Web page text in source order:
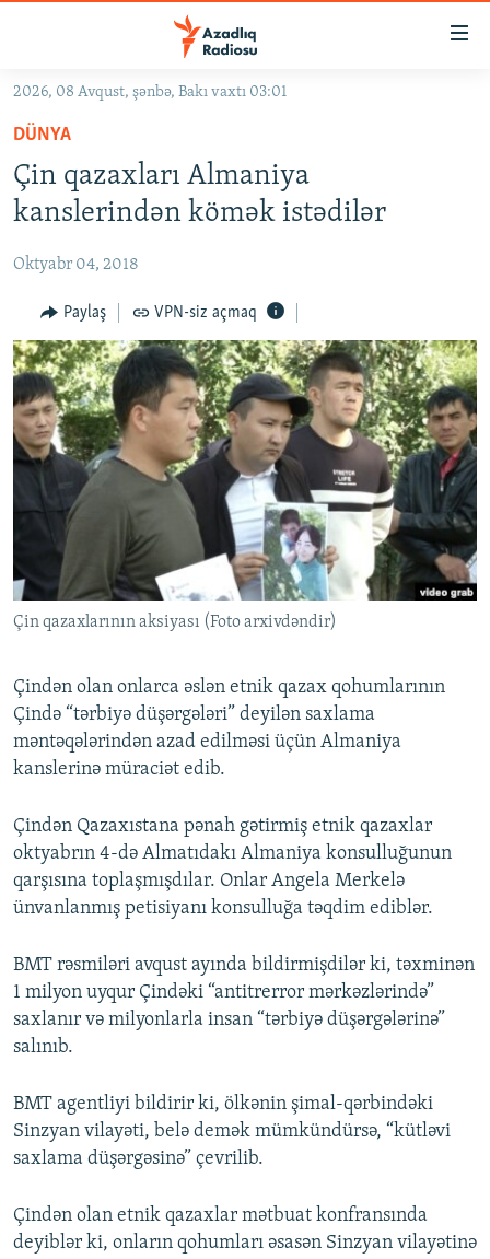
Əsas
qayıt
Əsas
naviqasiyaya
qayıt
Axtarışa
KORRUPSIOMETR
FƏRQƏ BAX
QANUNI DOĞRU
ARAŞDIRMA
MULTIMEDIA
VIDEO
FOTOQALEREYA
İNFOQRAFIKA
KARIKATURA
RADIO ARXIV
OXU ZALI
AZƏRBAYCAN ƏDƏBIYYATI KITABXANASI
İSLAM VƏ DEMOKRATIYA
İZ - MƏDƏNIYYƏT PROQRAMI
HAQQIMIZDA
MISSIYAMIZ
PEŞƏ ETIKASI VƏ JURNALISTIKA STANDARTLARIMIZ
MATERIALLARIMIZDAN ISTIFADƏ
AZADLIQRADIOSU MOBIL TELEFONUNUZDA
XƏBƏR BÜLLETENLƏRIMIZ
RFE/RL-in bütün saytları
2026, 08 Avqust, şənbə, Bakı vaxtı 03:01
DÜNYA
Çin qazaxları Almaniya
kanslerindən kömək istədilər
Oktyabr 04, 2018
Paylaş VPN-siz açmaq
Çin qazaxlarının aksiyası (Foto arxivdəndir)
Çindən olan onlarca əslən etnik qazax qohumlarının
Çində “tərbiyə düşərgələri” deyilən saxlama
məntəqələrindən azad edilməsi üçün Almaniya
kanslerinə müraciət edib.
Çindən Qazaxıstana pənah gətirmiş etnik qazaxlar
oktyabrın 4-də Almatıdakı Almaniya konsulluğunun
qarşısına toplaşmışdılar. Onlar Angela Merkelə
ünvanlanmış petisiyanı konsulluğa təqdim ediblər.
BMT rəsmiləri avqust ayında bildirmişdilər ki, təxminən
1 milyon uyqur Çindəki “antitrerror mərkəzlərində”
saxlanır və milyonlarla insan “tərbiyə düşərgələrinə”
salınıb.
BMT agentliyi bildirir ki, ölkənin şimal-qərbindəki
Sinzyan vilayəti, belə demək mümkündürsə, “kütləvi
saxlama düşərgəsinə” çevrilib.
Çindən olan etnik qazaxlar mətbuat konfransında
deyiblər ki, onların qohumları əsasən Sinzyan vilayətinə